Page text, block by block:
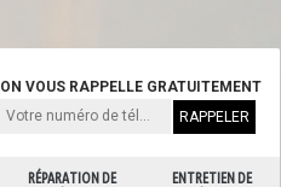
RÉPARATION DE
ENTRETIEN DE
ON VOUS RAPPELLE GRATUITEMENT